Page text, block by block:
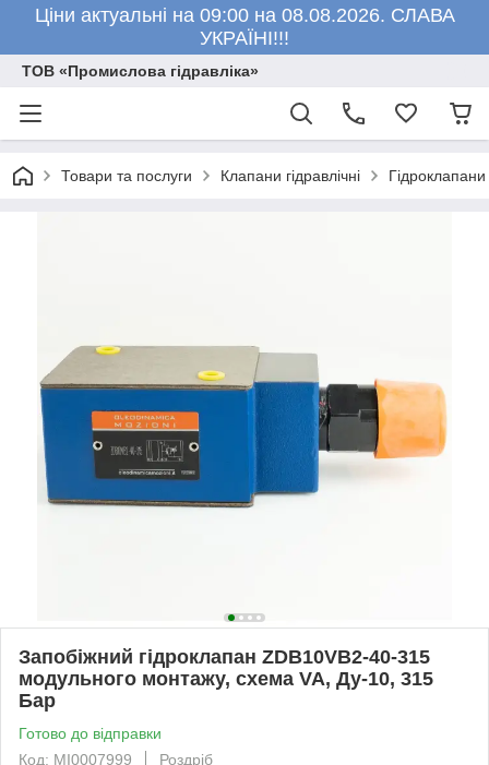
Ціни актуальні на 09:00 на 08.08.2026. СЛАВА
УКРАЇНІ!!!
ТОВ «Промислова гідравліка»
Товари та послуги Клапани гідравлічні Гідроклапани
Запобіжний гідроклапан ZDB10VB2-40-315
модульного монтажу, схема VA, Ду-10, 315
Бар
Готово до відправки
Код: MI0007999
Роздріб